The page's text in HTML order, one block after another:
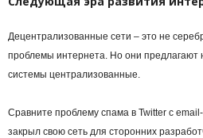
Децентрализованные сети – это не
проблемы интернета. Но они предлагают
системы централизованные.
Сравните проблему спама в Twitter с
закрыл свою сеть для сторонних